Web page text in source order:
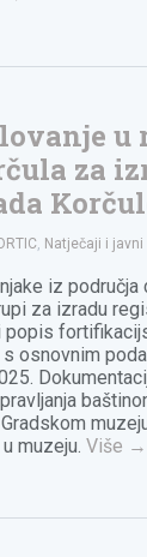
u
za
, Natječaji i javni
iz
za izradu
osnovnim
muzeju.Više →